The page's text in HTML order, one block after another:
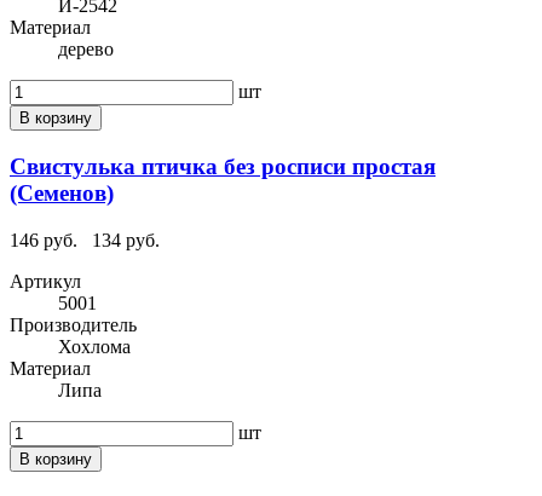
И-2542
Материал
дерево
шт
В корзину
Свистулька птичка без росписи простая
(Семенов)
146 руб.
134 руб.
Артикул
5001
Производитель
Хохлома
Материал
Липа
шт
В корзину